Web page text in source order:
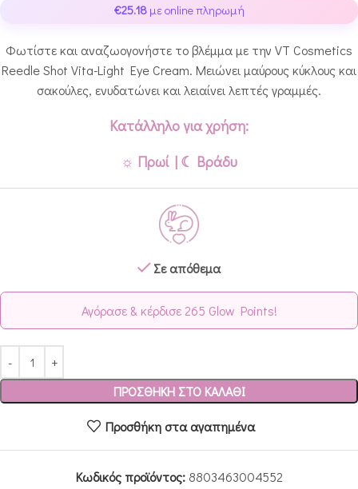
€25.18με online πληρωμή
Φωτίστε και αναζωογονήστε το βλέμμα με την VT Cosmetics
Reedle Shot Vita-Light Eye Cream. Μειώνει μαύρους κύκλους και
σακούλες, ενυδατώνει και λειαίνει λεπτές γραμμές.
Κατάλληλο για χρήση:
☼ Πρωί | ☾ Βράδυ
Σε απόθεμα
Αγόρασε & κέρδισε 265 Glow Points!
ΠΡΟΣΘΉΚΗ ΣΤΟ ΚΑΛΆΘΙ
Προσθήκη στα αγαπημένα
Κωδικός προϊόντος: 8803463004552